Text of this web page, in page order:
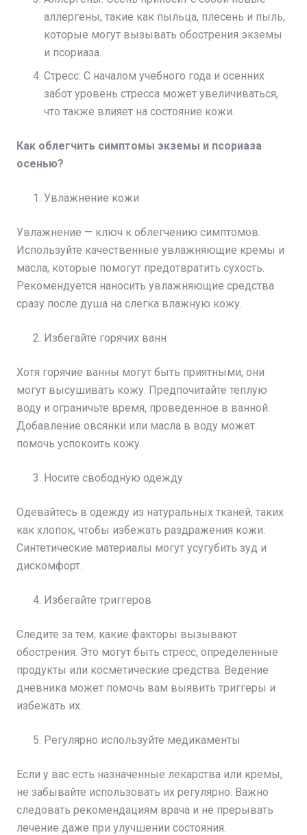
аллергены, такие как пыльца, плесень и пыль,
которые могут вызывать обострения экземы
и псориаза.
Стресс: С началом учебного года и осенних
забот уровень стресса может увеличиваться,
что также влияет на состояние кожи.
Как облегчить симптомы экземы и псориаза
осенью?
Увлажнение кожи
Увлажнение — ключ к облегчению симптомов.
Используйте качественные увлажняющие кремы и
масла, которые помогут предотвратить сухость.
Рекомендуется наносить увлажняющие средства
сразу после душа на слегка влажную кожу.
Избегайте горячих ванн
Хотя горячие ванны могут быть приятными, они
могут высушивать кожу. Предпочитайте теплую
воду и ограничьте время, проведенное в ванной.
Добавление овсянки или масла в воду может
помочь успокоить кожу.
Носите свободную одежду
Одевайтесь в одежду из натуральных тканей, таких
как хлопок, чтобы избежать раздражения кожи.
Синтетические материалы могут усугубить зуд и
дискомфорт.
Избегайте триггеров
Следите за тем, какие факторы вызывают
обострения. Это могут быть стресс, определенные
продукты или косметические средства. Ведение
дневника может помочь вам выявить триггеры и
избежать их.
Регулярно используйте медикаменты
Если у вас есть назначенные лекарства или кремы,
не забывайте использовать их регулярно. Важно
следовать рекомендациям врача и не прерывать
лечение даже при улучшении состояния.